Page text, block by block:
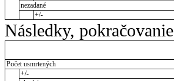
nezadané
+/-
Následky, pokračovanie
Počet usmrtených
+/-